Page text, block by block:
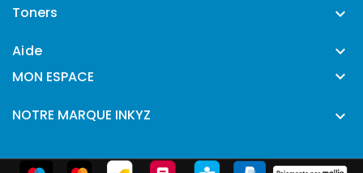
Toners 
Aide 
MON ESPACE 
NOTRE MARQUE INKYZ 